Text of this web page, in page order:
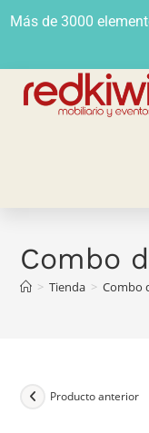
Más de 3000
Combo
> Tienda > Combo
Producto anterior